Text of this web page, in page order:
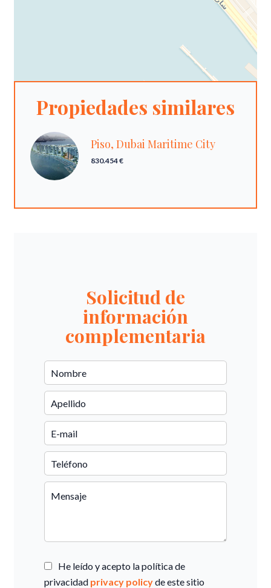
Propiedades similares
Piso, Dubai Maritime City
830.454 €
Solicitud de
información
complementaria
He leído y acepto la política de
privacidad privacy policyde este sitio